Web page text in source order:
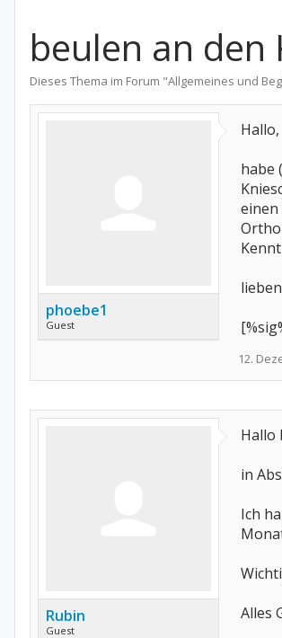
beulen an den
Dieses Thema im Forum "Allgemeines und
phoebe1
Guest
Hallo,
habe
einen
12.
Rubin
Guest
Hallo
in
Ich
Alles